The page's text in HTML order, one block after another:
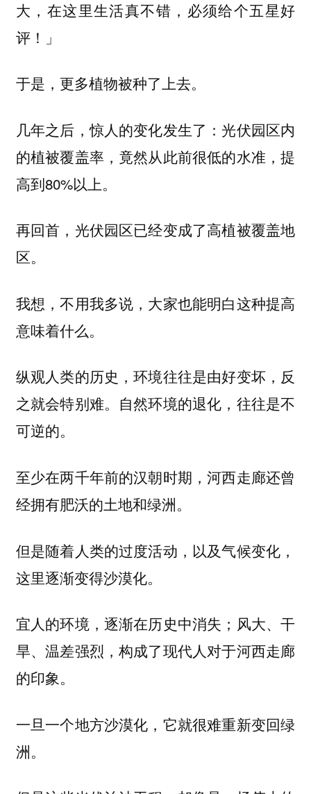
大，在这里生活真不错，必须给个五星好
评！」
于是，更多植物被种了上去。
几年之后，惊人的变化发生了：光伏园区内
的植被覆盖率，竟然从此前很低的水准，提
高到80%以上。
再回首，光伏园区已经变成了高植被覆盖地
区。
我想，不用我多说，大家也能明白这种提高
意味着什么。
纵观人类的历史，环境往往是由好变坏，反
之就会特别难。自然环境的退化，往往是不
可逆的。
至少在两千年前的汉朝时期，河西走廊还曾
经拥有肥沃的土地和绿洲。
但是随着人类的过度活动，以及气候变化，
这里逐渐变得沙漠化。
宜人的环境，逐渐在历史中消失；风大、干
旱、温差强烈，构成了现代人对于河西走廊
的印象。
一旦一个地方沙漠化，它就很难重新变回绿
洲。